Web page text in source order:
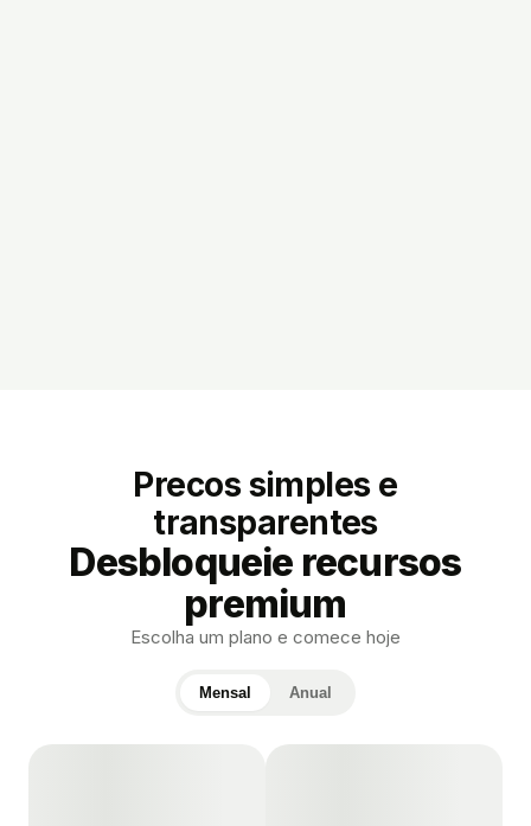
Precos simples e
transparentes
Desbloqueie recursos
premium
Escolha um plano e comece hoje
Mensal Anual